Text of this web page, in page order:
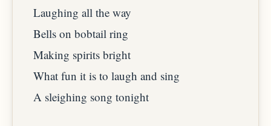
Laughing all the way
Bells on bobtail ring
Making spirits bright
What fun it is to laugh and sing
A sleighing song tonight